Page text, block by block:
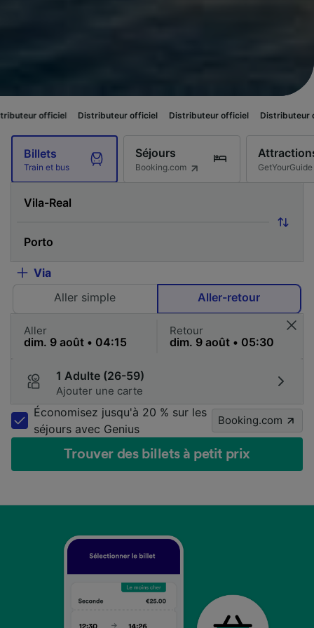
Distributeur officiel Distributeur officiel Distributeur officiel
Billets
Train et bus
Séjours
Booking.com GetYourGuide
Via
Aller simple
Aller-retour
Aller Retour
1 Adulte (26-59)
Ajouter une carte
Économisez jusqu'à 20 % sur les
séjours avec Genius
Booking.com
Trouver des billets à petit prix